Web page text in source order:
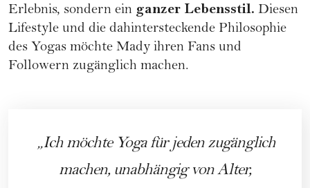
Erlebnis, sondern ein ganzer Lebensstil. Diesen
Lifestyle und die dahintersteckende Philosophie
des Yogas möchte Mady ihren Fans und
Followern zugänglich machen.
Ich möchte Yoga für jeden zugänglich
machen, unabhängig von Alter,